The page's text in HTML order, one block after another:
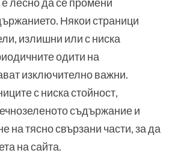
Някои страници
излишни или с ниска
одити на
изключително важни.
с ниска стойност,
съдържание и
на тясно свързани части, за да
на сайта.